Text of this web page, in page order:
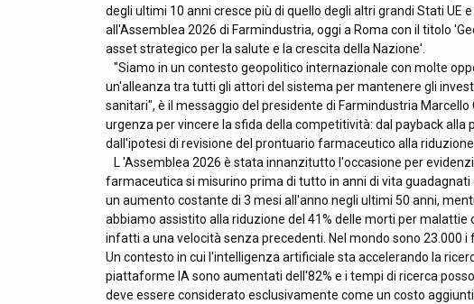
degli ultimi 10 anni cresce più di quello degli altri grandi Stati UE
all'Assemblea 2026 di Farmindustria, oggi a Roma con il titolo
asset strategico per la salute e la crescita della Nazione'.
"Siamo in un contesto geopolitico internazionale con molte
un'alleanza tra tutti gli attori del sistema per mantenere gli
sanitari", è il messaggio del presidente di Farmindustria
urgenza per vincere la sfida della competitività: dal payback
dall'ipotesi di revisione del prontuario farmaceutico alla
L 'Assemblea 2026 è stata innanzitutto l'occasione per
farmaceutica si misurino prima di tutto in anni di vita
un aumento costante di 3 mesi all'anno negli ultimi 50 anni,
abbiamo assistito alla riduzione del 41% delle morti per malattie
infatti a una velocità senza precedenti. Nel mondo sono 23.000
Un contesto in cui l'intelligenza artificiale sta accelerando la
piattaforme IA sono aumentati dell'82% e i tempi di ricerca
deve essere considerato esclusivamente come un costo